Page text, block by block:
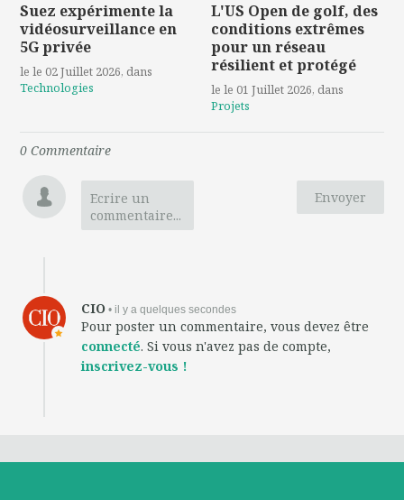
Suez expérimente la
vidéosurveillance en
5G privée
le le 02 Juillet 2026, dans
Technologies
L'US Open de golf, des
conditions extrêmes
pour un réseau
résilient et protégé
le le 01 Juillet 2026, dans
Projets
0 Commentaire
Envoyer
Ecrire un
commentaire...
CIO • il y a quelques secondes
Pour poster un commentaire, vous devez être
connecté. Si vous n'avez pas de compte,
inscrivez-vous !